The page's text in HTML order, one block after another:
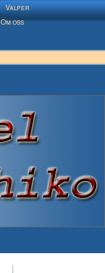
Valper
Om oss